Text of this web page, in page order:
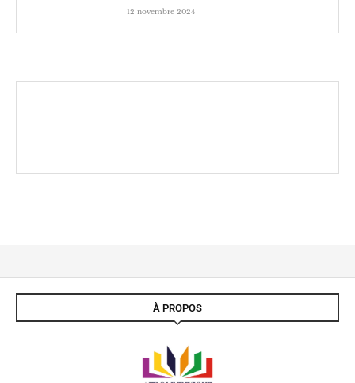
12 novembre 2024
À PROPOS